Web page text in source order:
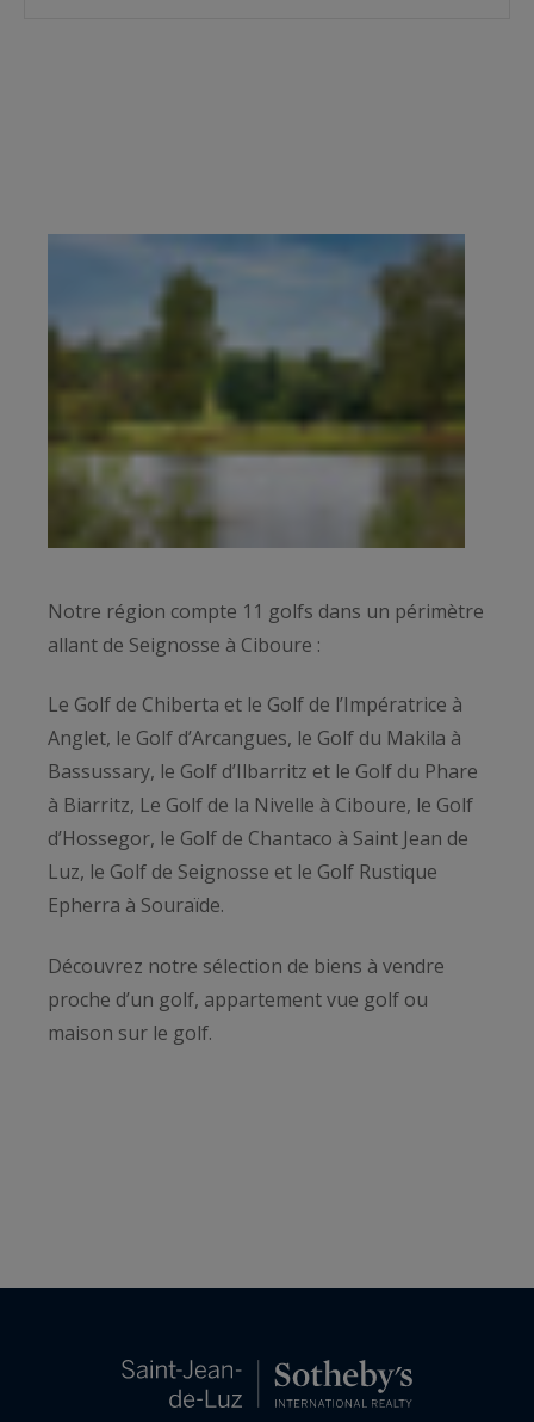
Notre région compte 11 golfs dans un périmètre
allant de Seignosse à Ciboure :
Le Golf de Chiberta et le Golf de l’Impératrice à
Anglet, le Golf d’Arcangues, le Golf du Makila à
Bassussary, le Golf d’Ilbarritz et le Golf du Phare
à Biarritz, Le Golf de la Nivelle à Ciboure, le Golf
d’Hossegor, le Golf de Chantaco à Saint Jean de
Luz, le Golf de Seignosse et le Golf Rustique
Epherra à Souraïde.
Découvrez notre sélection de biens à vendre
proche d’un golf, appartement vue golf ou
maison sur le golf.